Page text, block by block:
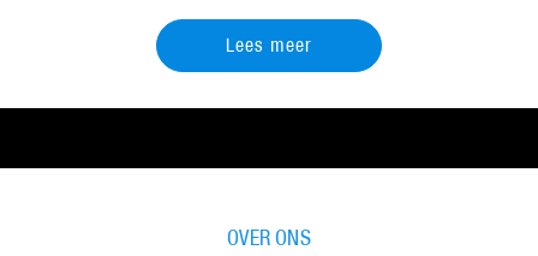
Lees meer
OVER ONS